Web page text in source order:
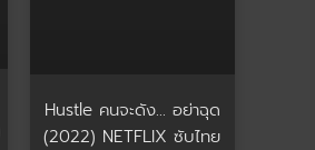
Hustle คนจะดัง… อย่าฉุด
(2022) NETFLIX ซับไทย